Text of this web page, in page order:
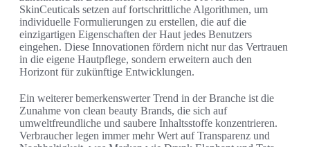
SkinCeuticals setzen auf fortschrittliche Algorithmen, um
individuelle Formulierungen zu erstellen, die auf die
einzigartigen Eigenschaften der Haut jedes Benutzers
eingehen. Diese Innovationen fördern nicht nur das Vertrauen
in die eigene Hautpflege, sondern erweitern auch den
Horizont für zukünftige Entwicklungen.
Ein weiterer bemerkenswerter Trend in der Branche ist die
Zunahme von clean beauty Brands, die sich auf
umweltfreundliche und saubere Inhaltsstoffe konzentrieren.
Verbraucher legen immer mehr Wert auf Transparenz und